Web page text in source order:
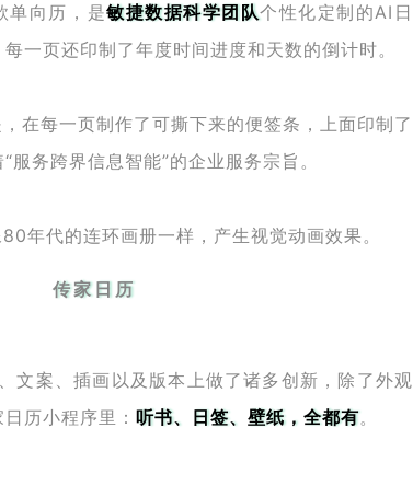
单向历，是敏捷数据科学团队个性化定制的AI日
一页还印制了年度时间进度和天数的倒计时。
在每一页制作了可撕下来的便签条，上面印制了
务跨界信息智能”的企业服务宗旨。
年代的连环画册一样，产生视觉动画效果。
传家日历
文案、插画以及版本上做了诸多创新，除了外观
历小程序里： 听书、日签、壁纸，全都有。